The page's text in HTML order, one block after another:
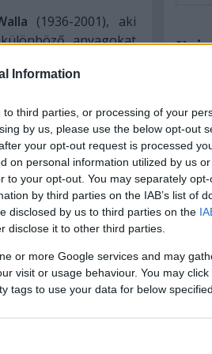
Information
third parties, or processing of your
by us, please use the below opt-out
your opt-out request is processed
on personal information utilized by us
to your opt-out. You may separately
by third parties on the IAB’s list of
disclosed by us to third parties on the
disclose it to other third parties.
or more Google services and may
visit or usage behaviour. You may
tags to use your data for below
(1936-2001), aki
anyagokat
viszonyult, ez
Nagyon termékeny
kapcsolta a
kapcsolatos témákat,
látásmódú képeit.
nyelvű szótárakat,
család kertjében
anyagból készített
szövegekkel
még a mennyezetet
épület külső falán is
festette, amit
létrehozva. A
pedig titkosírással
Art brut
(